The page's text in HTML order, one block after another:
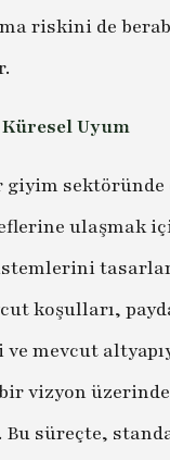
riskini de
Uyum
giyim sektöründe
ulaşmak
koşulları,
mevcut
vizyon üzerinde
süreçte,